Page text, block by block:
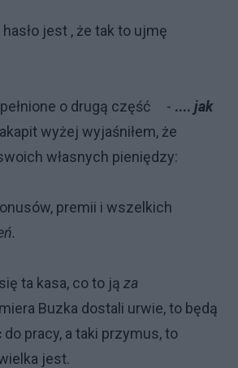
jest , że tak to ujmę
o drugą część - .... jak
wyżej wyjaśniłem, że
własnych pieniędzy:
premii i wszelkich
ta kasa, co to ją za
Buzka dostali urwie, to będą
pracy, a taki przymus, to
jest.